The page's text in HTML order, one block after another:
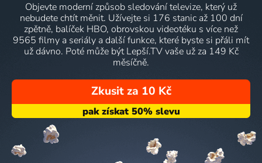
Objevte moderní způsob sledování televize, který už
nebudete chtít měnit. Užívejte si 176 stanic až 100 dní
zpětně, balíček HBO, obrovskou videotéku s více než
9565 filmy a seriály a další funkce, které byste si přáli mít
už dávno. Poté může být Lepší.TV vaše už za 149 Kč
měsíčně.
Zkusit za 10 Kč